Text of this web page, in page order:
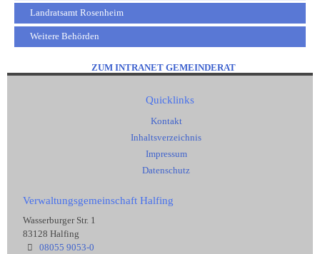
Landratsamt Rosenheim
Weitere Behörden
ZUM INTRANET GEMEINDERAT
Quicklinks
Kontakt
Inhaltsverzeichnis
Impressum
Datenschutz
Verwaltungsgemeinschaft Halfing
Wasserburger Str. 1
83128 Halfing
08055 9053-0